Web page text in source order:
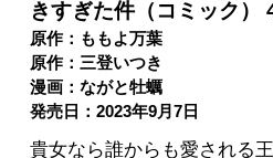
きすぎた件（コミック）
原作：ももよ万葉
原作：三登いつき
漫画：ながと牡蠣
発売日：2023年9月7日
貴女なら誰からも愛される